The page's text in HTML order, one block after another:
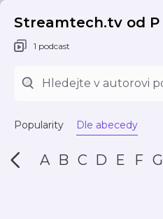
Streamtech.tv od P
1 podcast
Popularity Dle abecedy
A B C D E F G